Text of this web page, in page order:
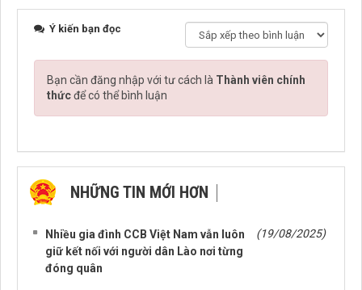
Ý kiến bạn đọc
Bạn cần đăng nhập với tư cách là Thành viên chính
thứcđể có thể bình luận
NHỮNG TIN MỚI HƠN
Nhiều gia đình CCB Việt Nam vẫn luôn
giữ kết nối với người dân Lào nơi từng
đóng quân
(19/08/2025)